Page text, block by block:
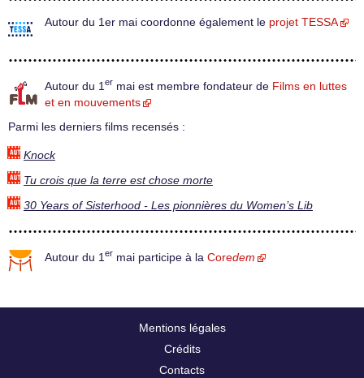
Autour du 1er mai coordonne également le projet TESSA
Autour du 1 er mai est membre fondateur de Films en luttes
et en mouvements
Parmi les derniers films recensés :
Knock
Tu crois que la terre est chose morte
30 Years of Sisterhood - Les pionnières du Women’s Lib
Autour du 1 er mai participe à la Coredem
Mentions légales
Crédits
Contacts